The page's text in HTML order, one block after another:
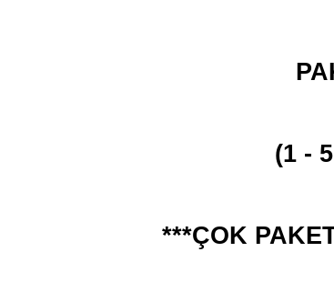
(1 -
***ÇOK